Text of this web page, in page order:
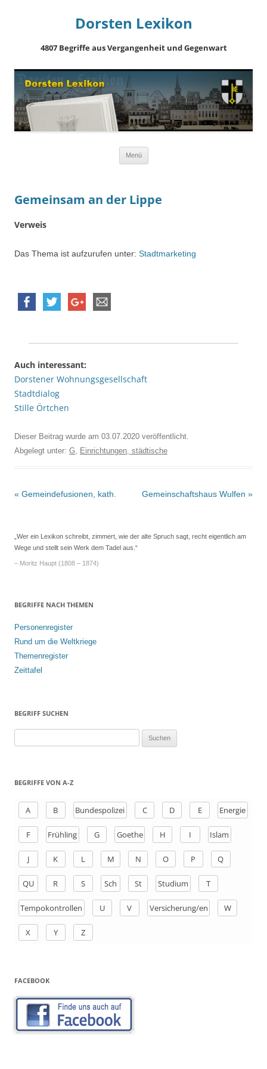
Dorsten Lexikon
4807 Begriffe aus Vergangenheit und Gegenwart
Menü
Gemeinsam an der Lippe
Verweis
Das Thema ist aufzurufen unter: Stadtmarketing
Auch interessant:
Dorstener Wohnungsgesellschaft
Stadtdialog
Stille Örtchen
Dieser Beitrag wurde am 03.07.2020 veröffentlicht.
Abgelegt unter: G Einrichtungen, städtische
Beitrags-
« Gemeindefusionen, kath. Gemeinschaftshaus Wulfen »
„Wer ein Lexikon schreibt, zimmert, wie der alte Spruch sagt, recht eigentlich am
Wege und stellt sein Werk dem Tadel aus.“
– Moritz Haupt (1808 – 1874)
BEGRIFFE NACH THEMEN
Personenregister
Rund um die Weltkriege
Themenregister
Zeittafel
BEGRIFF SUCHEN
h
BEGRIFFE VON A-Z
A B Bundespolizei C D E Energie
F Frühling G Goethe H I Islam
J K L M N O P Q
QU R S Sch St Studium T
Tempokontrollen U V Versicherung/en W
X Y Z
FACEBOOK